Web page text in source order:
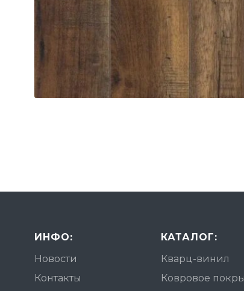
ИНФО:
Новости
Контакты
КАТАЛОГ:
Кварц-винил
Ковровое